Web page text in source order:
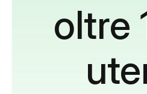
oltre